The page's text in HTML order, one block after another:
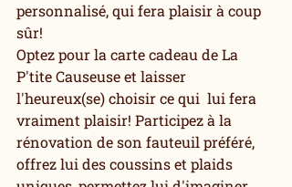
personnalisé, qui fera plaisir à coup
sûr!
Optez pour la carte cadeau de La
P'tite Causeuse et laisser
l'heureux(se) choisir ce qui  lui fera
vraiment plaisir! Participez à la
rénovation de son fauteuil préféré,
offrez lui des coussins et plaids